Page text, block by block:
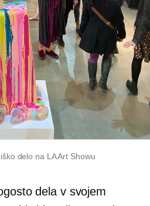
delo na LA Art Showu
dela v svojem